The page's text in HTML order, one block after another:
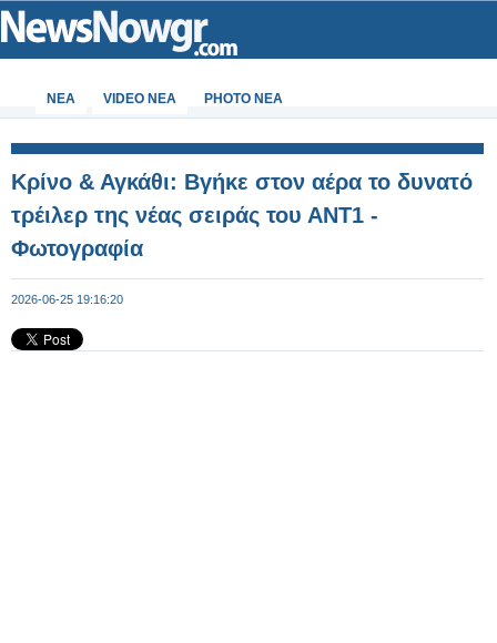
ΝΕΑ VIDEO NEA PHOTO NEA
Κρίνο & Αγκάθι: Βγήκε στον αέρα το δυνατό
τρέιλερ της νέας σειράς του ΑΝΤ1 -
Φωτογραφία
2026-06-25 19:16:20